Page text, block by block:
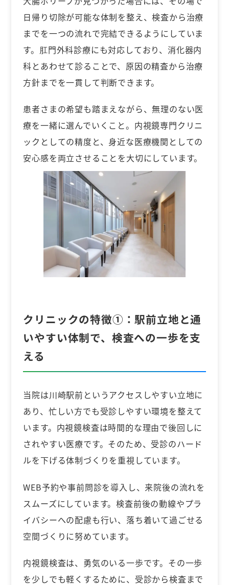
日帰り切除が可能な体制を整え、検査から治療
までを一つの流れで完結できるようにしていま
す。肛門外科診療にも対応しており、消化器内
科とあわせて診ることで、原因の精査から治療
方針までを一貫して判断できます。
患者さまの希望も踏まえながら、無理のない医
療を一緒に選んでいくこと。内視鏡専門クリニ
ックとしての精度と、身近な医療機関としての
安心感を両立させることを大切にしています。
クリニックの特徴①：駅前立地と通
いやすい体制で、検査への一歩を支
える
当院は川崎駅前というアクセスしやすい立地に
あり、忙しい方でも受診しやすい環境を整えて
います。内視鏡検査は時間的な理由で後回しに
されやすい医療です。そのため、受診のハード
ルを下げる体制づくりを重視しています。
WEB予約や事前問診を導入し、来院後の流れを
スムーズにしています。検査前後の動線やプラ
イバシーへの配慮も行い、落ち着いて過ごせる
空間づくりに努めています。
内視鏡検査は、勇気のいる一歩です。その一歩
を少しでも軽くするために、受診から検査まで